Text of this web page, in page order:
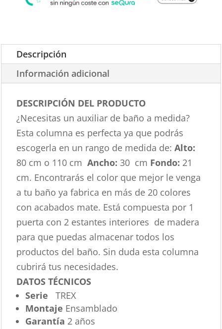
Descripción
Información adicional
DESCRIPCIÓN DEL PRODUCTO
¿Necesitas un auxiliar de baño a medida?
Esta columna es perfecta ya que podrás
escogerla en un rango de medida de:Alto:
80 cm o 110 cmAncho: 30 cm Fondo: 21
cm. Encontrarás el color que mejor le venga
a tu baño ya fabrica en más de 20 colores
con acabados mate. Está compuesta por 1
puerta con 2 estantes interiores de madera
para que puedas almacenar todos los
productos del baño. Sin duda esta columna
cubrirá tus necesidades.
DATOS TÉCNICOS
Serie
TREX
Montaje Ensamblado
Garantía 2 años